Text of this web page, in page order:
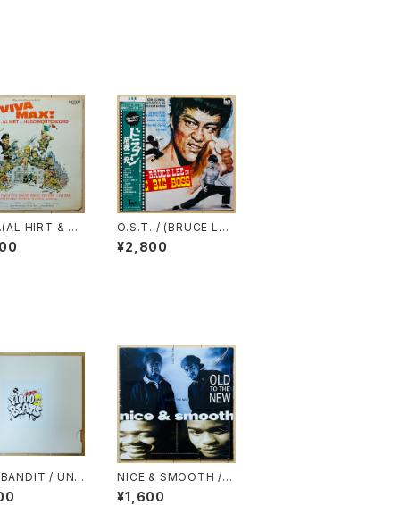
HIRT & H
MAX！
O.S.T. / (BRUCE LEE
IN)THE BIG BOSS(ド
ラゴン危機一発)
¥2,800
/ UND
BEATS
NICE & SMOOTH / O
LD TO THE NEW
¥1,600